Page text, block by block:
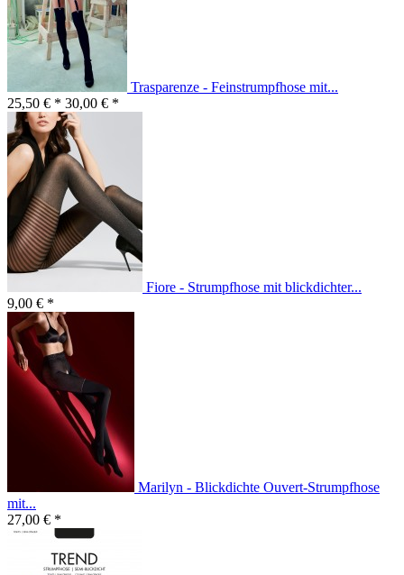
Trasparenze - Feinstrumpfhose mit...
25,50 € * 30,00 € *
Fiore - Strumpfhose mit blickdichter...
9,00 € *
Marilyn - Blickdichte Ouvert-Strumpfhose
mit...
27,00 € *